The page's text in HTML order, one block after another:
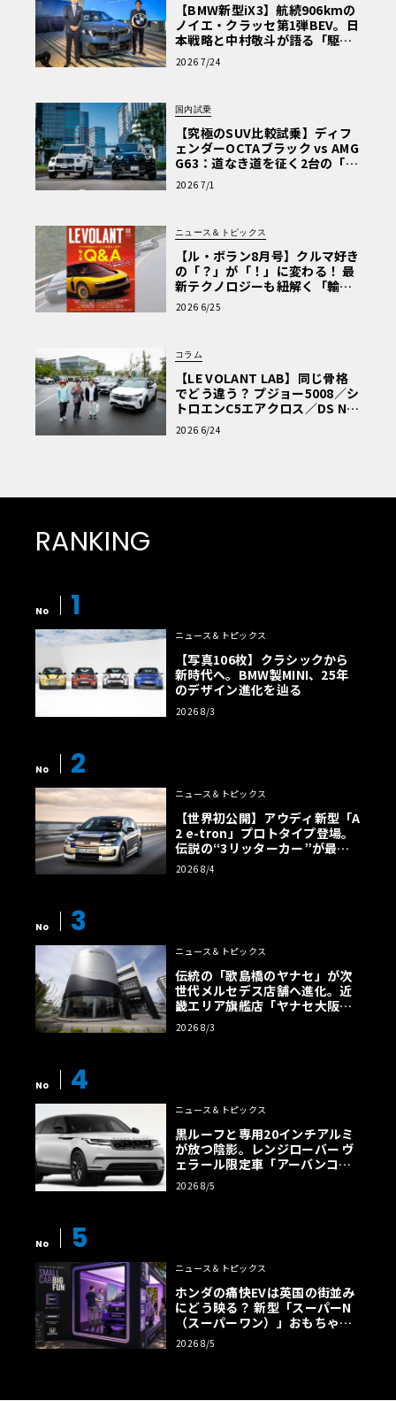
【BMW新型iX3】航続906kmの
ノイエ・クラッセ第1弾BEV。日
本戦略と中村敬斗が語る「駆け
ぬける歓び」
2026 7/24
国内試乗
【究極のSUV比較試乗】ディフ
ェンダーOCTAブラック vs AMG
G63：道なき道を征く2台の「対
極的アプローチ」
2026 7/1
ニュース＆トピックス
【ル・ボラン8月号】クルマ好き
の「？」が「！」に変わる！ 最
新テクノロジーも紐解く「輸入
車Q&A」
2026 6/25
コラム
【LE VOLANT LAB】同じ骨格
でどう違う？ プジョー5008／シ
トロエンC5エアクロス／DS Nº4
読者一気乗りレポート
2026 6/24
RANKING
No 1
ニュース＆トピックス
【写真106枚】クラシックから
新時代へ。BMW製MINI、25年
のデザイン進化を辿る
2026 8/3
No 2
ニュース＆トピックス
【世界初公開】アウディ新型「A
2 e-tron」プロトタイプ登場。
伝説の“3リッターカー”が最高
効率エントリーBEVとして復活
【画像38枚】
2026 8/4
No 3
ニュース＆トピックス
伝統の「歌島橋のヤナセ」が次
世代メルセデス店舗へ進化。近
畿エリア旗艦店「ヤナセ大阪支
店」がリニューアル
2026 8/3
No 4
ニュース＆トピックス
黒ルーフと専用20インチアルミ
が放つ陰影。レンジローバー ヴ
ェラール限定車「アーバンコン
トラスト・エディション」登場
2026 8/5
No 5
ニュース＆トピックス
ホンダの痛快EVは英国の街並み
にどう映る？ 新型「スーパーN
（スーパーワン）」おもちゃ箱
ツアーの全貌
2026 8/5